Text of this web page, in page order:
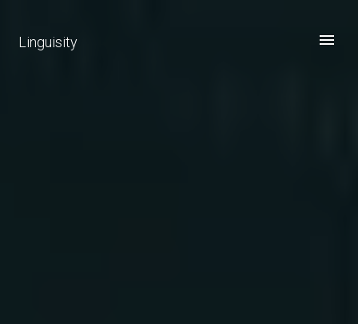
Linguisity